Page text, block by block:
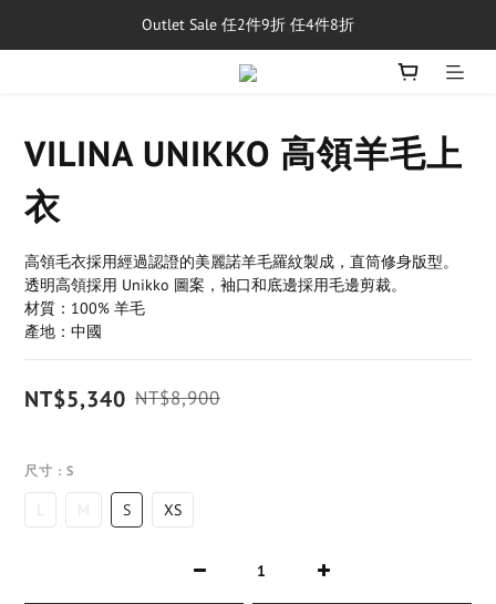
單筆消費滿$5,000享免運費
Outlet Sale 任2件9折 任4件8折
8/1~8/31，新品與經典商品滿額$10,000 現折$500
VILINA UNIKKO 高領羊毛上
衣
高領毛衣採用經過認證的美麗諾羊毛羅紋製成，直筒修身版型。
透明高領採用 Unikko 圖案，袖口和底邊採用毛邊剪裁。
材質：100% 羊毛
產地：中國
NT$5,340 NT$8,900
尺寸 : S
M S XS